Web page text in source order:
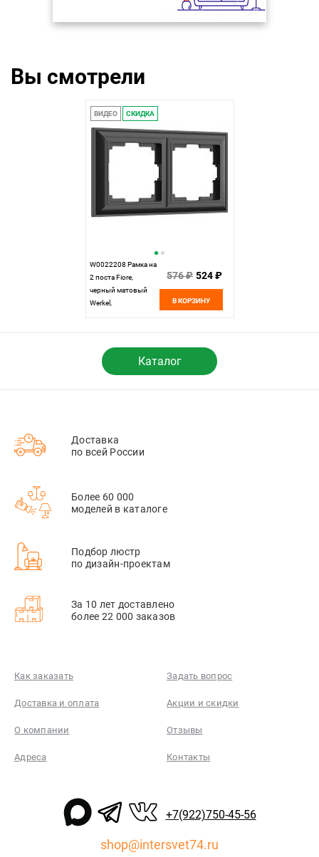
Вы смотрели
ВИДЕО СКИДКА
W0022208 Рамка на
2 поста Fiore,
черный матовый
Werkel,
576 ₽ 524 ₽
В КОРЗИНУ
Каталог
Доставка
по всей России
Более 60 000
моделей в каталоге
Подбор люстр
по дизайн-проектам
За 10 лет доставлено
более 22 000 заказов
Как заказать Задать вопрос
Доставка и оплата Акции и скидки
О компании Отзывы
Адреса Контакты
+7(922)750-45-56
shop@intersvet74.ru